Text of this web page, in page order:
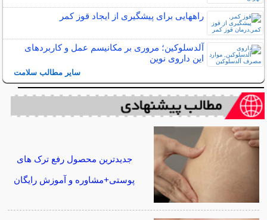
راههایی برای پیشگیری از ایجاد قوز کمر
آلدسلوکین؛ مروری بر مکانیسم عمل و کاربردهای
این داروی نوین
سایر مطالب سلامت
جدیدترین محصول رفع ترک های
پوستی+مشاوره و آموزش رایگان